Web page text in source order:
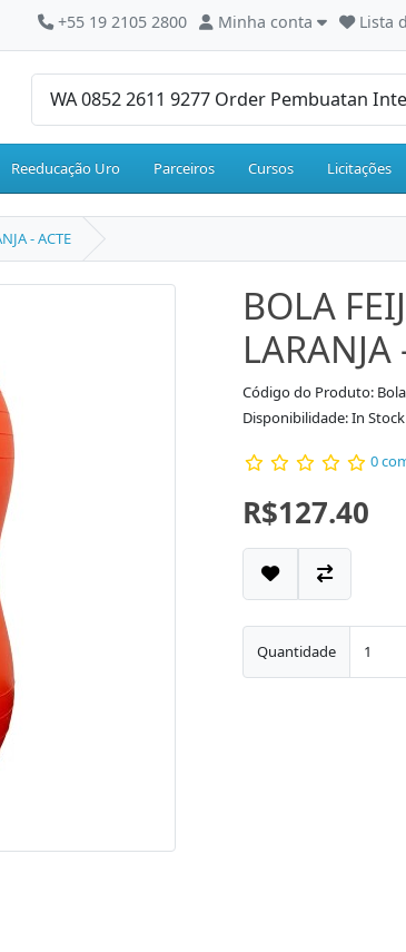
+55 19 2105 2800 Minha conta Lista
Reeducação Uro Parceiros Cursos Licitações
- ACTE
BOLA
LARANJA
Código do Produto:
Disponibilidade: In Stock
0
R$127.40
Quantidade